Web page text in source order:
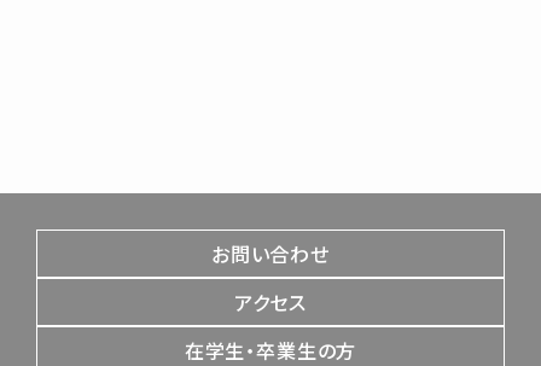
お問い合わせ
アクセス
在学生・卒業生の方